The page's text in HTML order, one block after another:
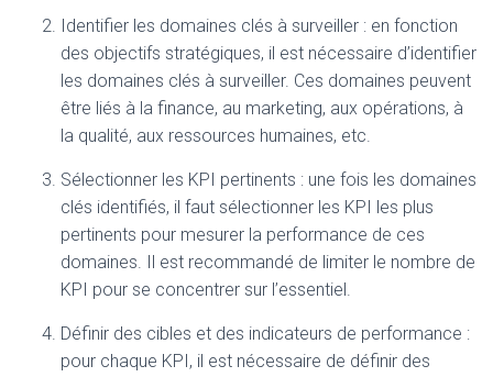
Identifier les domaines clés à surveiller : en fonction
des objectifs stratégiques, il est nécessaire d’identifier
les domaines clés à surveiller. Ces domaines peuvent
être liés à la finance, au marketing, aux opérations, à
la qualité, aux ressources humaines, etc.
Sélectionner les KPI pertinents : une fois les domaines
clés identifiés, il faut sélectionner les KPI les plus
pertinents pour mesurer la performance de ces
domaines. Il est recommandé de limiter le nombre de
KPI pour se concentrer sur l’essentiel.
Définir des cibles et des indicateurs de performance :
pour chaque KPI, il est nécessaire de définir des